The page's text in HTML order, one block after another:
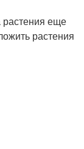
растения еще
растения